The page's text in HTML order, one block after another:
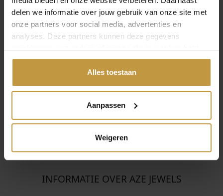
delen we informatie over jouw gebruik van onze site met
onze partners voor social media, advertenties en
analyses. Deze partners kunnen deze gegevens
combineren met andere informatie die je met hen hebt
gedeeld of die ze hebben verzameld via jouw gebruik van
Alles toestaan
Aanpassen
Weigeren
INFORMATIE OVER AZE JEWELS